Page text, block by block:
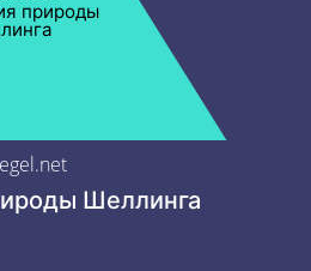
природы
Шеллинга